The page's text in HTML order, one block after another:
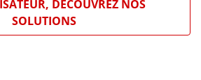
DÉCOUVREZ NOS
SOLUTIONS